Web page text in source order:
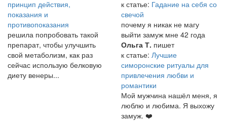
принцип действия,
показания и
противопоказания
решила попробовать такой
препарат, чтобы улучшить
свой метаболизм, как раз
сейчас использую белковую
диету венеры...
к статье: Гадание на себя со
свечой
почему я никак не магу
выйти замуж мне 42 года
Ольга Т. пишет
к статье: Лучшие
симоронские ритуалы для
привлечения любви и
романтики
Мой мужчина нашёл меня, я
люблю и любима. Я выхожу
замуж. ❤️